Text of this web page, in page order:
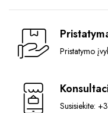
Pristatymo
Susisiekite: